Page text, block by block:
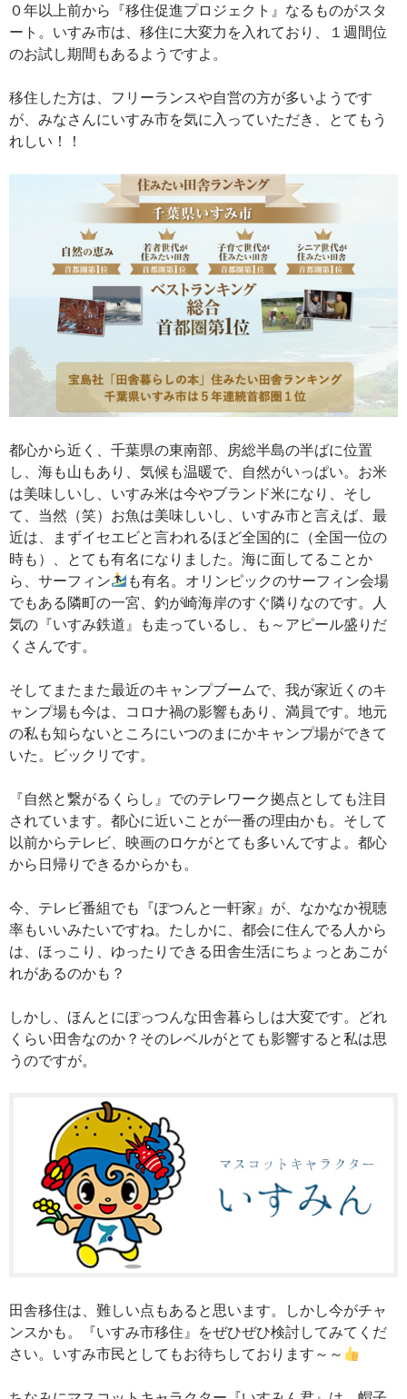
０年以上前から『移住促進プロジェクト』なるものがスタ
ート。いすみ市は、移住に大変力を入れており、１週間位
のお試し期間もあるようですよ。
移住した方は、フリーランスや自営の方が多いようです
が、みなさんにいすみ市を気に入っていただき、とてもう
れしい！！
都心から近く、千葉県の東南部、房総半島の半ばに位置
し、海も山もあり、気候も温暖で、自然がいっぱい。お米
は美味しいし、いすみ米は今やブランド米になり、そし
て、当然（笑）お魚は美味しいし、いすみ市と言えば、最
近は、まずイセエビと言われるほど全国的に（全国一位の
時も）、とても有名になりました。海に面してることか
ら、サーフィン
も有名。オリンピックのサーフィン会場
でもある隣町の一宮、釣が崎海岸のすぐ隣りなのです。人
気の『いすみ鉄道』も走っているし、も～アピール盛りだ
くさんです。
そしてまたまた最近のキャンプブームで、我が家近くのキ
ャンプ場も今は、コロナ禍の影響もあり、満員です。地元
の私も知らないところにいつのまにかキャンプ場ができて
いた。ビックリです。
『自然と繋がるくらし』でのテレワーク拠点としても注目
されています。都心に近いことが一番の理由かも。そして
以前からテレビ、映画のロケがとても多いんですよ。都心
から日帰りできるからかも。
今、テレビ番組でも『ぽつんと一軒家』が、なかなか視聴
率もいいみたいですね。たしかに、都会に住んでる人から
は、ほっこり、ゆったりできる田舎生活にちょっとあこが
れがあるのかも？
しかし、ほんとにぽっつんな田舎暮らしは大変です。どれ
くらい田舎なのか？そのレベルがとても影響すると私は思
うのですが。
田舎移住は、難しい点もあると思います。しかし今がチャ
ンスかも。『いすみ市移住』をぜひぜひ検討してみてくだ
さい。いすみ市民としてもお待ちしております～～